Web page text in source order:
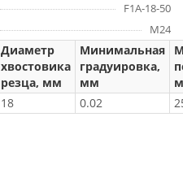
F1A-18-50
M24
Диаметр
хвостовика
резца, мм
Минимальная
градуировка,
мм
18 0.02